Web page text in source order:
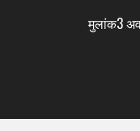
मुलांक3